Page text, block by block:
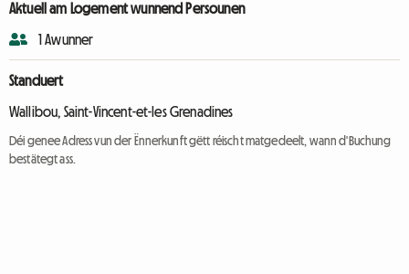
Aktuell am Logement wunnend Persounen
1 Awunner
Standuert
Wallibou, Saint-Vincent-et-les Grenadines
Déi genee Adress vun der Ënnerkunft gëtt réischt matgedeelt, wann d'Buchung
bestätegt ass.